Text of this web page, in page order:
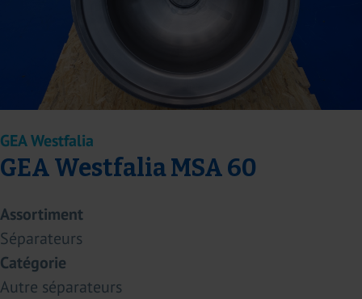
GEA Westfalia
GEA Westfalia MSA 60
Assortiment
Séparateurs
Catégorie
Autre séparateurs